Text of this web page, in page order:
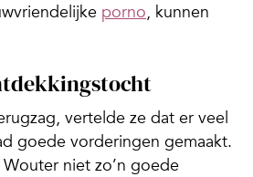
porno, kunnen
vertelde ze dat er veel
goede vorderingen gemaakt.
niet zo’n goede